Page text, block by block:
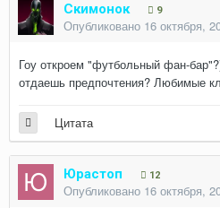
Скимонок 9
Опубликовано 16 октября,
Гоу откроем "футбольный фан-
отдаешь предпочтения? Любимые
Цитата
Юрастоп 12
Опубликовано 16 октября,